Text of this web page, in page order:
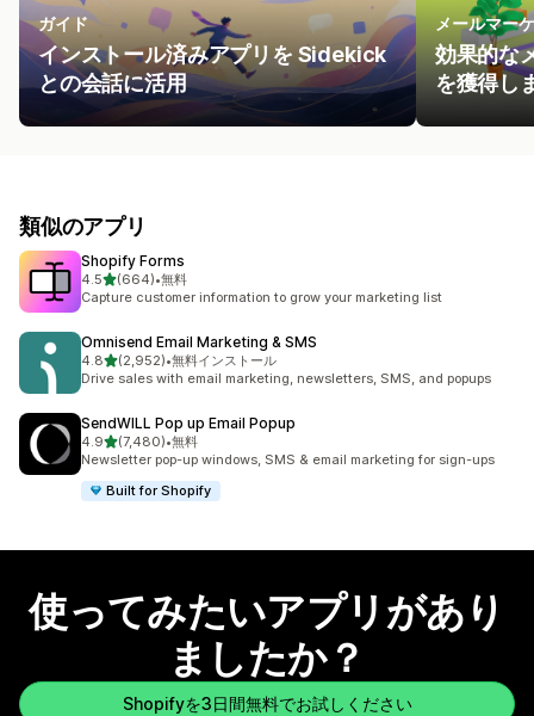
ガイド
インストール済みアプリを Sidekick
との会話に活用
メールマー
効果的な
を獲得し
類似のアプリ
Shopify Forms
4.55つ星中
(664)
合計レビュー数：664件
•無料
Capture customer information to grow your marketing list
Omnisend Email Marketing & SMS
4.85つ星中
(2,952)
合計レビュー数：2952件
•無料インストール
Drive sales with email marketing, newsletters, SMS, and popups
SendWILL Pop up Email Popup
4.95つ星中
(7,480)
合計レビュー数：7480件
•無料
Newsletter pop-up windows, SMS & email marketing for sign-ups
Built for Shopify
使ってみたいアプリがあり
ましたか？
Shopifyを3日間無料でお試しください